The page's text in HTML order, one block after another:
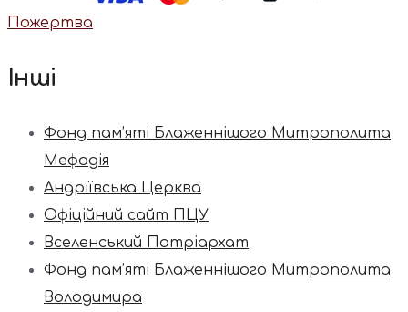
Пожертва
Інші
Фонд пам’яті Блаженнішого Митрополита
Мефодія
Андріївська Церква
Офіційний сайт ПЦУ
Вселенський Патріархат
Фонд пам’яті Блаженнішого Митрополита
Володимира